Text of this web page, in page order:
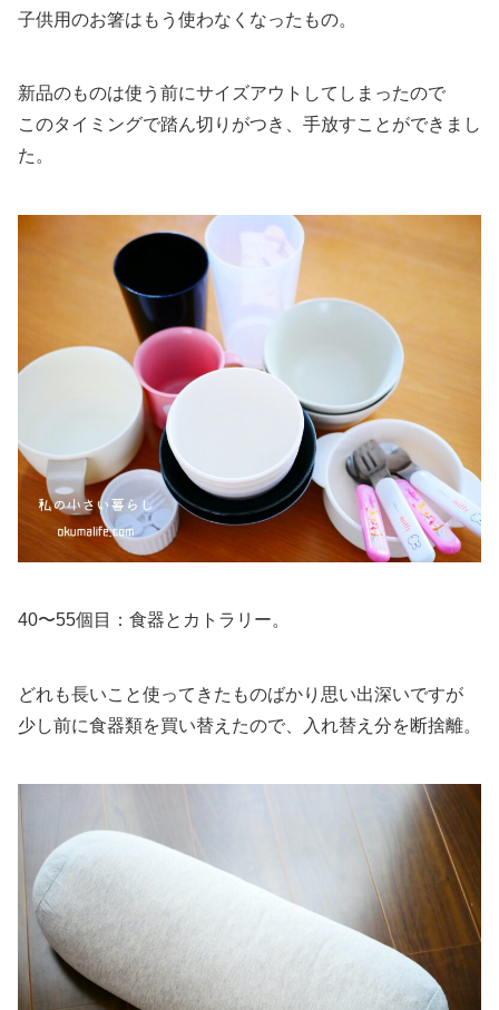
子供用のお箸はもう使わなくなったもの。
新品のものは使う前にサイズアウトしてしまったので
このタイミングで踏ん切りがつき、手放すことができまし
た。
40〜55個目：食器とカトラリー。
どれも長いこと使ってきたものばかり思い出深いですが
少し前に食器類を買い替えたので、入れ替え分を断捨離。